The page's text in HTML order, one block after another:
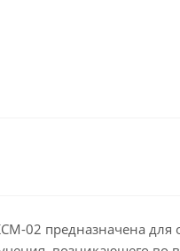
02 предназначена